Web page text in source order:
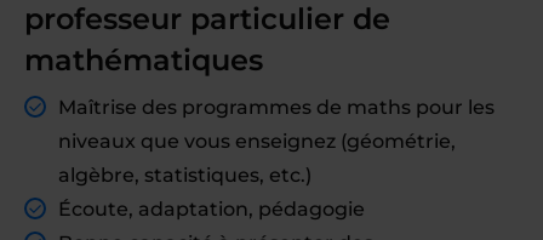
professeur particulier de
mathématiques
Maîtrise des programmes de maths pour les
niveaux que vous enseignez (géométrie,
algèbre, statistiques, etc.)
Écoute, adaptation, pédagogie